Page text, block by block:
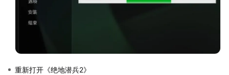
重新打开《绝地潜兵2》